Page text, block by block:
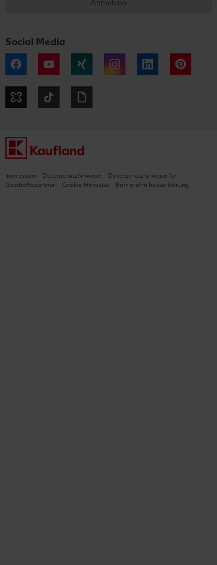
Anmelden
Social Media
Facebook YouTube Xing Instagram LinkedIn
Kununu
Impressum Datenschutzhinweise
Datenschutzhinweise für
Geschäftspartner
Cookie-Hinweise Barrierefreiheitserklärung